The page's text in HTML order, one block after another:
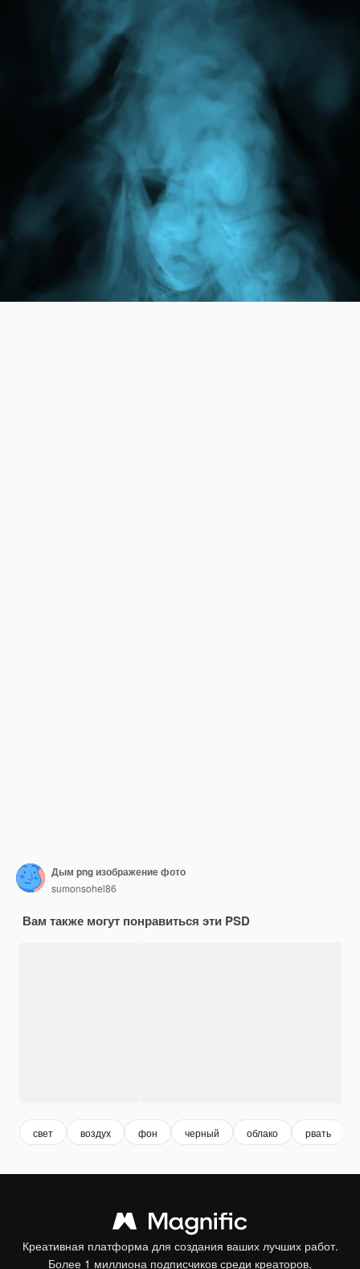
Дым png изображение фото
sumonsohel86
Вам также могут понравиться эти PSD
свет воздух фон черный облако рвать
Креативная платформа для создания ваших лучших работ.
Более 1 миллиона подписчиков среди креаторов,